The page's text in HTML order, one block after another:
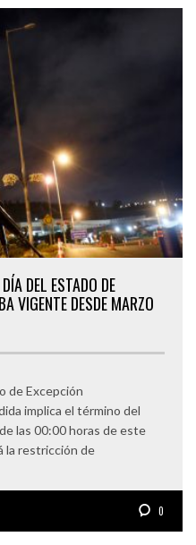
DEL ESTADO DE
VIGENTE DESDE MARZO
de Excepción
implica el término del
las 00:00 horas de este
la restricción de
0